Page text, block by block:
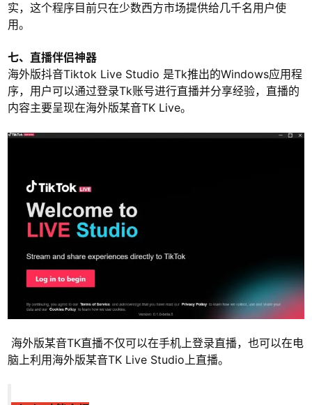
实，这个程序目前只在少数西方市场提供给几千名用户使
用。
七、直播伴侣神器
海外版抖音Tiktok Live Studio 是Tk推出的Windows应用程
序，用户可以通过登录Tk账号进行直播并分享经验，直播的
内容主要呈现在海外版某音TK Live。
海外版某音TK直播不仅可以在手机上登录直播，也可以在电
脑上利用海外版某音TK Live Studio上直播。